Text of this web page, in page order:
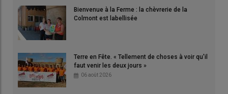
Bienvenue à la Ferme : la chèvrerie de la
Colmont est labellisée
Terre en Fête. « Tellement de choses à voir qu'il
faut venir les deux jours »
06 août 2026